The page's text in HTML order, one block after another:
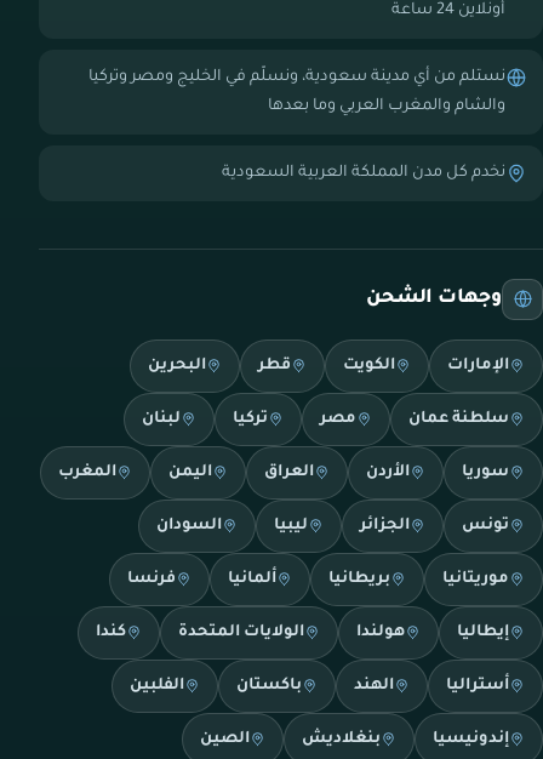
أونلاين 24 ساعة
نستلم من أي مدينة سعودية، ونسلّم في الخليج ومصر وتركيا
والشام والمغرب العربي وما بعدها
نخدم كل مدن المملكة العربية السعودية
وجهات الشحن
الإمارات الكويت قطر البحرين
سلطنة عمان مصر تركيا لبنان
سوريا الأردن العراق اليمن المغرب
تونس الجزائر ليبيا السودان
موريتانيا بريطانيا ألمانيا فرنسا
إيطاليا هولندا الولايات المتحدة كندا
أستراليا الهند باكستان الفلبين
إندونيسيا بنغلاديش الصين